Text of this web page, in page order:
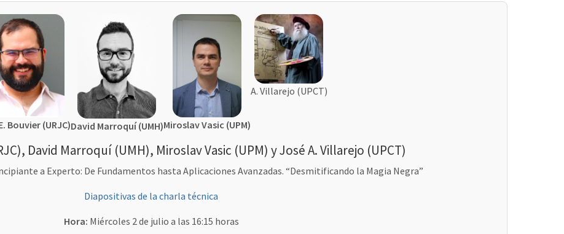
Bouvier (URJC)David Marroquí (UMH)Miroslav Vasic (UPM)
A. Villarejo (UPCT)
David Marroquí (UMH), Miroslav Vasic (UPM) y José A. Villarejo (UPCT)
a Experto: De Fundamentos hasta Aplicaciones Avanzadas. “Desmitificando la Magia Negra”
Diapositivas de la charla técnica
Hora: Miércoles 2 de julio a las 16:15 horas